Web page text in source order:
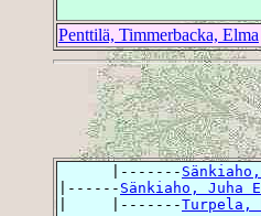
Penttilä, Timmerbacka, Elma
      |-------
|------ Sänkiaho, Juha
|     |-------Turpela,